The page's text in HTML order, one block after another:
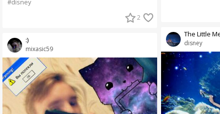
#disney
2
mixasic59
:) disney
The Little